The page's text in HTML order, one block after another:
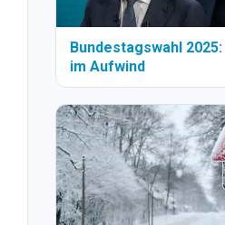
Bundestagswahl
im Aufwind